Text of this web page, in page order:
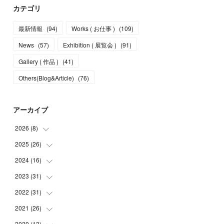
カテゴリ
最新情報 (94) Works ( お仕事 ) (109)
News (57) Exhibition ( 展覧会 ) (91)
Gallery ( 作品 ) (41)
Others(Blog&Article) (76)
アーカイブ
2026 (8)
(5
(1
(2
2025 (26)
(1
(3
(4
(1
(4
2024 (16)
(2
(1
(3
(2
2023 (31)
(5
(2
2022 (31)
(4
2021 (26)